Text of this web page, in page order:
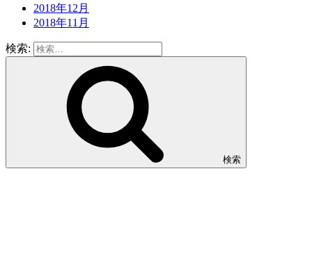
2018年12月
2018年11月
検索:
検索